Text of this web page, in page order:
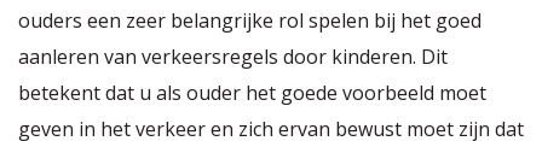
ouders een zeer belangrijke rol spelen bij het goed
aanleren van verkeersregels door kinderen. Dit
betekent dat u als ouder het goede voorbeeld moet
geven in het verkeer en zich ervan bewust moet zijn dat